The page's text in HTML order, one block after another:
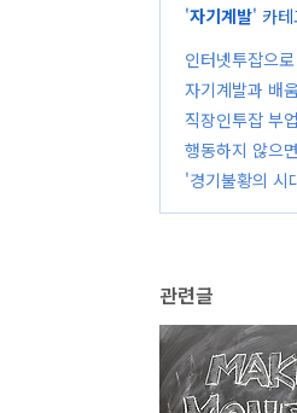
'자기계발' 카
인터넷투잡으
자기계발과 배
직장인투잡 부
행동하지 않으
'경기불황의 시
관련글